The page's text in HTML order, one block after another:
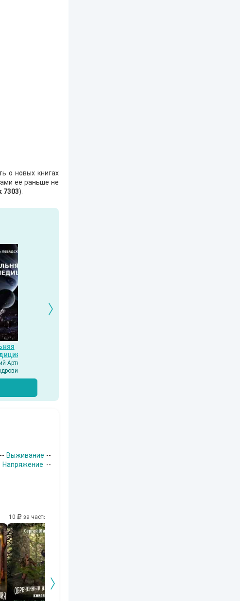
о новых книгах
ее раньше не
7303).
Артем
-- Выживание --
--
10 за часть